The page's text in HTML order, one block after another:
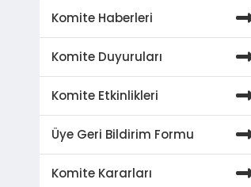
Komite Haberleri
Komite Duyuruları
Komite Etkinlikleri
Üye Geri Bildirim Formu
Komite Kararları